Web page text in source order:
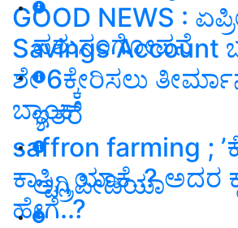
ಪಶುಸಂಗೋಪನೆ
ಇತರೆ
ಅಗ್ರಿಪೀಡಿಯಾ
GOOD NEWS :
Savings Account
ಶೇ 6ಕ್ಕೇರಿಸಲು
ಬ್ಯಾಂಕ್
saffron farming ;
ಕಾಸ್ಟ್ಲಿ ಯಾಕೆ..? ಅದರ
ಹೇಗೆ..?